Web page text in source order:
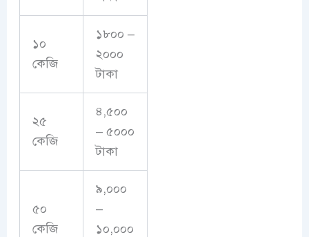
১০
কেজি
১৮০০ –
২০০০
টাকা
২৫
কেজি
৪,৫০০
– ৫০০০
টাকা
৫০
কেজি
৯,০০০
–
১০,০০০